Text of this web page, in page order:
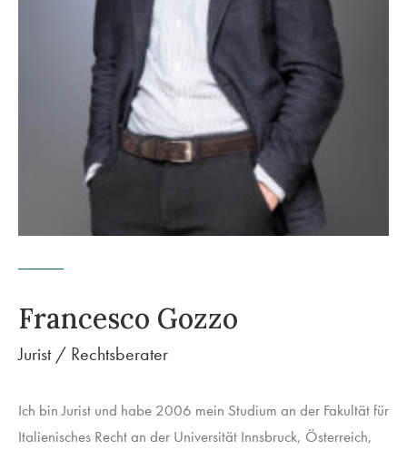
Francesco Gozzo
Jurist / Rechtsberater
Ich bin Jurist und habe 2006 mein Studium an der Fakultät für
Italienisches Recht an der Universität Innsbruck, Österreich,